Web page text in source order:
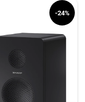
-24%